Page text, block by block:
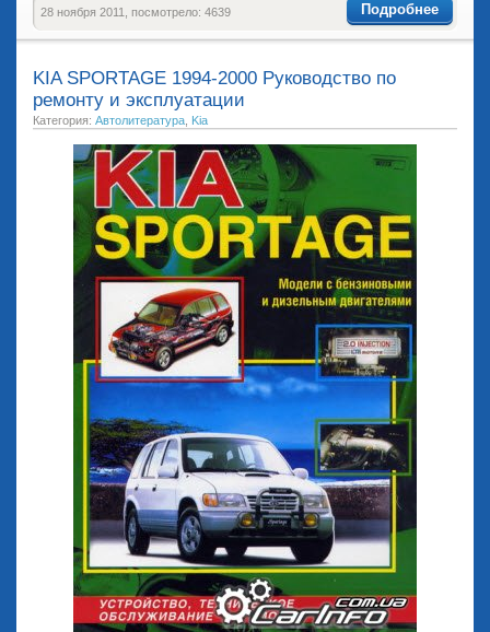
Подробнее
28 ноября 2011, посмотрело: 4639
KIA SPORTAGE 1994-2000 Руководство по
ремонту и эксплуатации
Категория: Автолитература Kia